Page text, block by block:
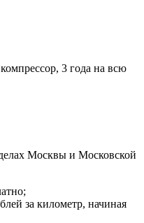
3 года на всю
Москвы и Московской
за километр, начиная